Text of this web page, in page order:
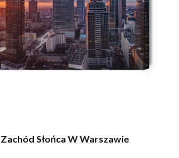
Słońca W Warszawie